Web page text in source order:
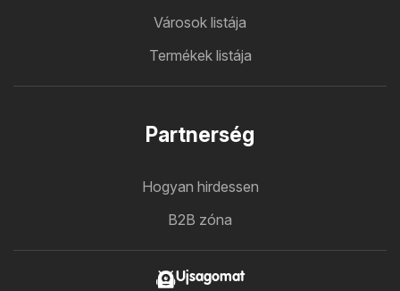
Városok listája
Termékek listája
Partnerség
Hogyan hirdessen
B2B zóna
Ujsagomat